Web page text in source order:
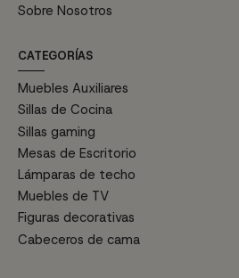
Sobre Nosotros
CATEGORÍAS
Muebles Auxiliares
Sillas de Cocina
Sillas gaming
Mesas de Escritorio
Lámparas de techo
Muebles de TV
Figuras decorativas
Cabeceros de cama